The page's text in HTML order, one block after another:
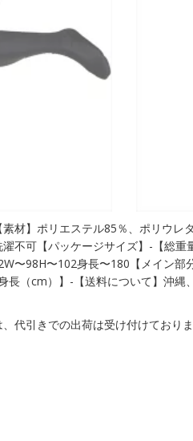
素材】ポリエステル85％、ポリウレ
不可【パッケージサイズ】-【総重
〜98H〜102身長〜180【メイン部
長（cm）】-【送料について】沖縄
代引きでの出荷は受け付けておりま